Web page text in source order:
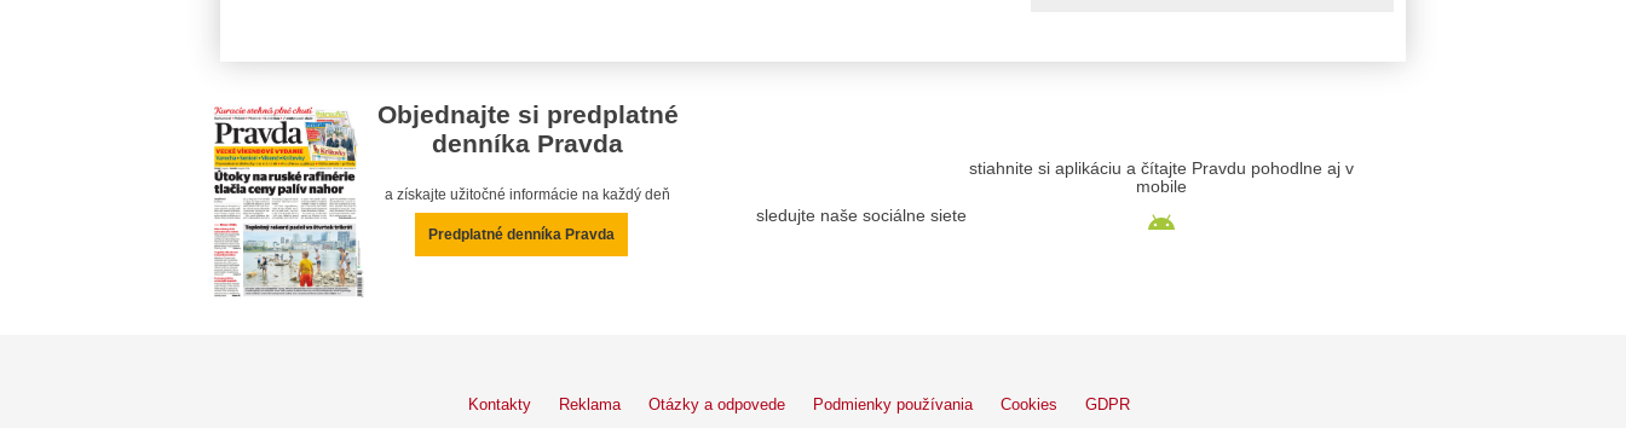
Objednajte si predplatné
denníka Pravda
a získajte užitočné informácie na každý deň
Predplatné denníka Pravda
sledujte naše sociálne siete
stiahnite si aplikáciu a čítajte Pravdu pohodlne aj v
mobile
Kontakty Reklama Otázky a odpovede Podmienky používania Cookies GDPR